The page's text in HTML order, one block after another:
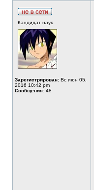
Кандидат наук
Зарегистрирован: Вс июн 05,
2016 10:42 pm
Сообщения: 48